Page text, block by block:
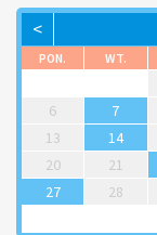
<
PON. WT.
6
7
13
14
20
21
27
28